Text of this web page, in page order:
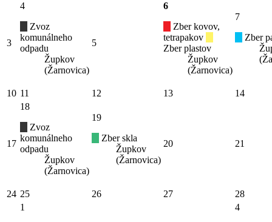
3
4
Zvoz
komunálneho
odpadu
Župkov
(Žarnovica)
5
6
Zber kovov,
tetrapakov
Zber plastov
Župkov
(Žarnovica)
7
Zber
10 11 12 13 14
17
18
Zvoz
komunálneho
odpadu
Župkov
(Žarnovica)
19
Zber skla
Župkov
(Žarnovica)
20 21
24 25 26 27 28
1
4